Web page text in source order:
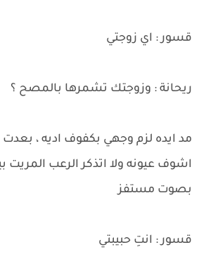
قسور : اي زوجتي
ريحانة : وزوجتك تشمرها بالمصح ؟
مد ايده لزم وجهي بكفوف اديه ، بعدت
اشوف عيونه ولا اتذكر الرعب
بصوت مستفز
قسور : انتِ حبيبتي